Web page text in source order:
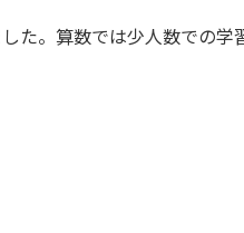
た。算数では少人数での学